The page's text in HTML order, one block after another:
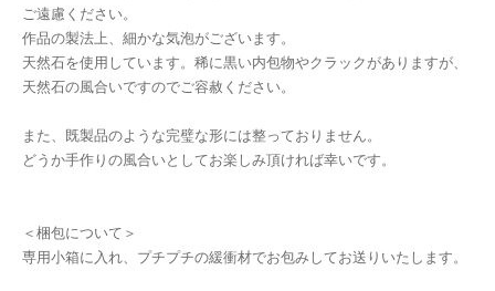
ご遠慮ください。
作品の製法上、細かな気泡がございます。
天然石を使用しています。稀に黒い内包物やクラックがありますが、
天然石の風合いですのでご容赦ください。
また、既製品のような完璧な形には整っておりません。
どうか手作りの風合いとしてお楽しみ頂ければ幸いです。
＜梱包について＞
専用小箱に入れ、プチプチの緩衝材でお包みしてお送りいたします。